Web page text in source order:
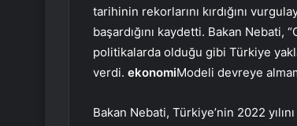
tarihinin rekorlarını kırdığını
başardığını kaydetti. Bakan Nebati,
politikalarda olduğu gibi Türkiye
verdi. ekonomiModeli devreye
Bakan Nebati, Türkiye’nin 2022